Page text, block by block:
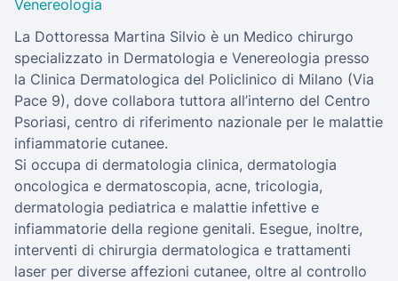
Venereologia
La Dottoressa Martina Silvio è un Medico chirurgo
specializzato in Dermatologia e Venereologia presso
la Clinica Dermatologica del Policlinico di Milano (Via
Pace 9), dove collabora tuttora all’interno del Centro
Psoriasi, centro di riferimento nazionale per le malattie
infiammatorie cutanee.
Si occupa di dermatologia clinica, dermatologia
oncologica e dermatoscopia, acne, tricologia,
dermatologia pediatrica e malattie infettive e
infiammatorie della regione genitali. Esegue, inoltre,
interventi di chirurgia dermatologica e trattamenti
laser per diverse affezioni cutanee, oltre al controllo